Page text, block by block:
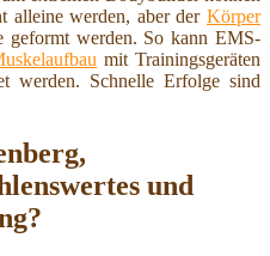
alleine werden, aber der Körper
werden. So kann EMS-
mit Trainingsgeräten
werden. Schnelle Erfolge sind
und